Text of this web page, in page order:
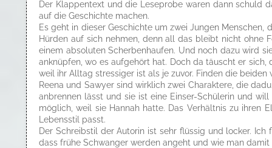
Der Klappentext und die Leseprobe waren dann schuld
auf die Geschichte machen.
Es geht in dieser Geschichte um zwei Jungen
Hürden auf sich nehmen, denn all das bleibt nicht ohne
einem absoluten Scherbenhaufen. Und noch dazu wird
anknüpfen, wo es aufgehört hat. Doch da täuscht er
weil ihr Alltag stressiger ist als je zuvor. Finden die
Reena und Sawyer sind wirklich zwei Charaktere, die
anbrennen lässt und sie ist eine Einser-Schülerin und
möglich, weil sie Hannah hatte. Das Verhältnis zu
Lebensstil passt.
Der Schreibstil der Autorin ist sehr flüssig und locker.
dass frühe Schwanger werden angeht und wie man